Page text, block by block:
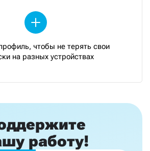
чтобы не терять свои
на разных устройствах
работу!